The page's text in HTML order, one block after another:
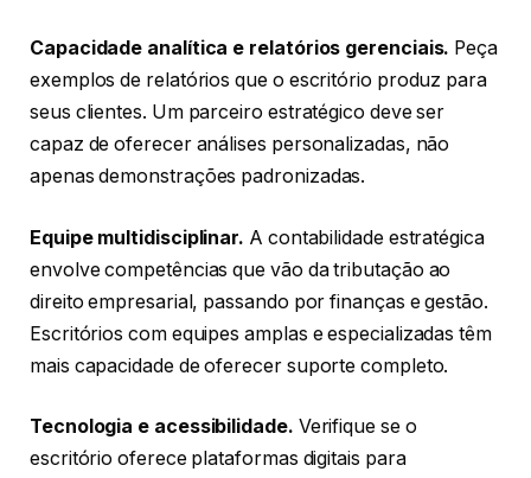
Capacidade analítica e relatórios gerenciais. Peça
exemplos de relatórios que o escritório produz para
seus clientes. Um parceiro estratégico deve ser
capaz de oferecer análises personalizadas, não
apenas demonstrações padronizadas.
Equipe multidisciplinar. A contabilidade estratégica
envolve competências que vão da tributação ao
direito empresarial, passando por finanças e gestão.
Escritórios com equipes amplas e especializadas têm
mais capacidade de oferecer suporte completo.
Tecnologia e acessibilidade. Verifique se o
escritório oferece plataformas digitais para